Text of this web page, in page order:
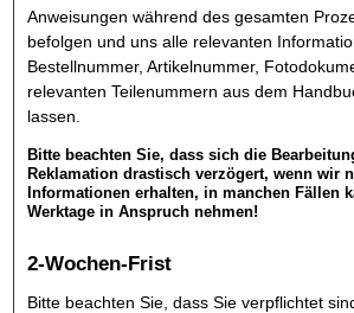
Anweisungen während des gesamten
befolgen und uns alle relevanten
Bestellnummer, Artikelnummer,
relevanten Teilenummern aus dem
lassen.
Bitte beachten Sie, dass sich die
Reklamation drastisch verzögert, wenn wir
Informationen erhalten, in manchen Fällen
Werktage in Anspruch nehmen!
2-Wochen-Frist
Bitte beachten Sie, dass Sie verpflichtet